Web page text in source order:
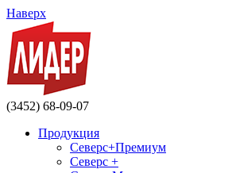
Наверх
(3452) 68-09-07
Продукция
Северс+Премиум
Северс +